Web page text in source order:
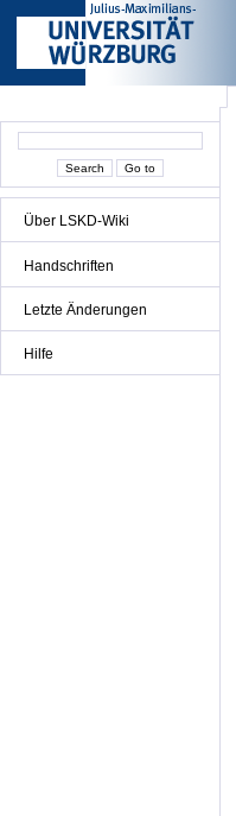
Über LSKD-Wiki
Handschriften
Letzte Änderungen
Hilfe